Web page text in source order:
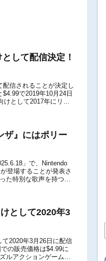
して配信決定！
信されることが決定し
で2019年10月24日
として2017年にリリ
ザ』にはポリー
」で、Nintendo
登場することが発表さ
た特別な歌声を持つ少
として2020年3
2020年3月26日に配信
の販売価格は$4.99に
ルアクションゲームで